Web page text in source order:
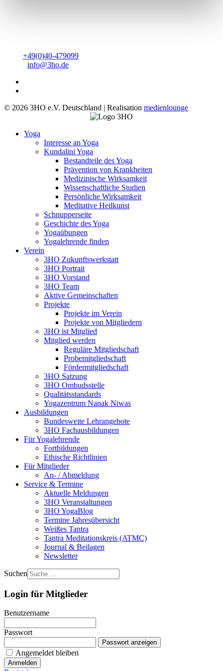
+49(0)40-479099
info@3ho.de
© 2026 3HO e.V. Deutschland | Realisation medienlounge
Yoga
Interesse an Yoga
Kundalini Yoga
Bestandteile des Yoga
Prävention von Krankheiten
Medizinische Wirksamkeit
Wissenschaftliche Studien
Persönliche Wirksamkeit
Meditative Heilkunst
Schnupperseite
Geschichte des Yoga
Yogaübungen
Yogalehrende finden
Verein
3HO Zukunftswerkstatt
3HO Portrait
3HO Vorstand
3HO Team
Aktive Gemeinschaften
Projekte
Projekte im Verein
Projekte von Mitgliedern
3HO ist Mitglied
Mitglied werden
Reguläre Mitgliedschaft
Probemitgliedschaft
Fördermitgliedschaft
3HO Satzung
3HO Ombudsstelle
Qualitätsstandards
Yogazentrum Nanak Niwas
Ausbildungen
Bundesweite Lehrangebote
3HO Fachausbildungen
Für Yogalehrende
Fortbildungen
Ethische Richtlinien
Für Mitglieder
An- / Abmeldung
Service & Termine
Aktuelle Meldungen
3HO Veranstaltungen
3HO YogaBlog
Termine Jahresübersicht
Weißes Tantra
Tantra Meditationskreis (ATMC)
Journal & Beilagen
Newsletter
Suchen
Login für Mitglieder
Benutzername
Passwort
Passwort anzeigen
Angemeldet bleiben
Anmelden